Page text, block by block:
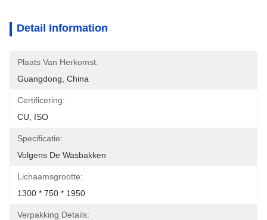
Detail Information
Plaats Van Herkomst:
Guangdong, China
Certificering:
CU, ISO
Specificatie:
Volgens De Wasbakken
Lichaamsgrootte:
1300 * 750 * 1950
Verpakking Details: